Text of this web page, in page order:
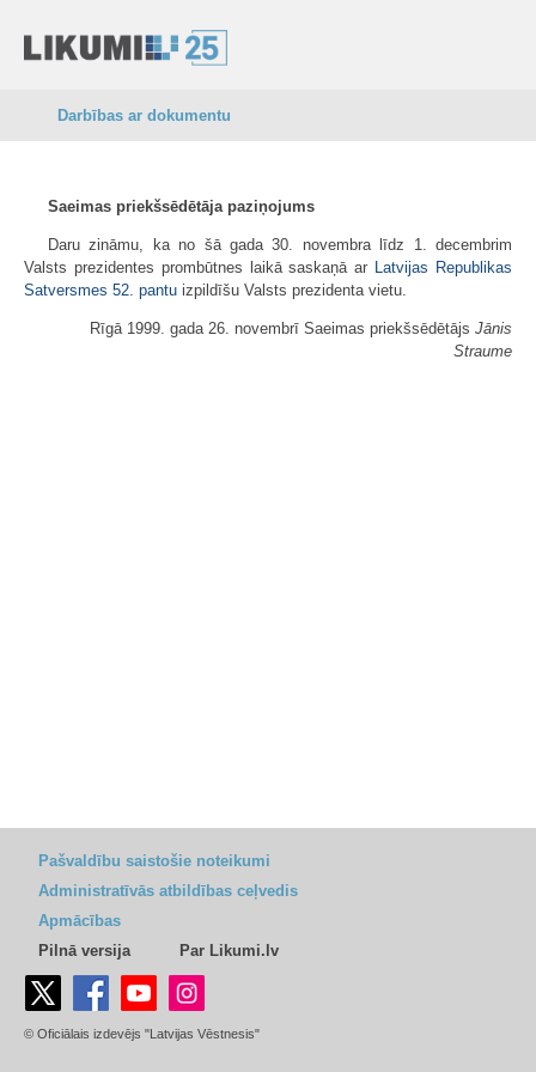
Darbības ar dokumentu
Saeimas priekšsēdētāja paziņojums
Daru zināmu, ka no šā gada 30. novembra līdz 1. decembrim
Valsts prezidentes prombūtnes laikā saskaņā ar Latvijas Republikas
Satversmes 52. pantu izpildīšu Valsts prezidenta vietu.
Rīgā 1999. gada 26. novembrī Saeimas priekšsēdētājs Jānis
Straume
Pašvaldību saistošie noteikumi
Administratīvās atbildības ceļvedis
Apmācības
Pilnā versija
Par Likumi.lv
© Oficiālais izdevējs "Latvijas Vēstnesis"